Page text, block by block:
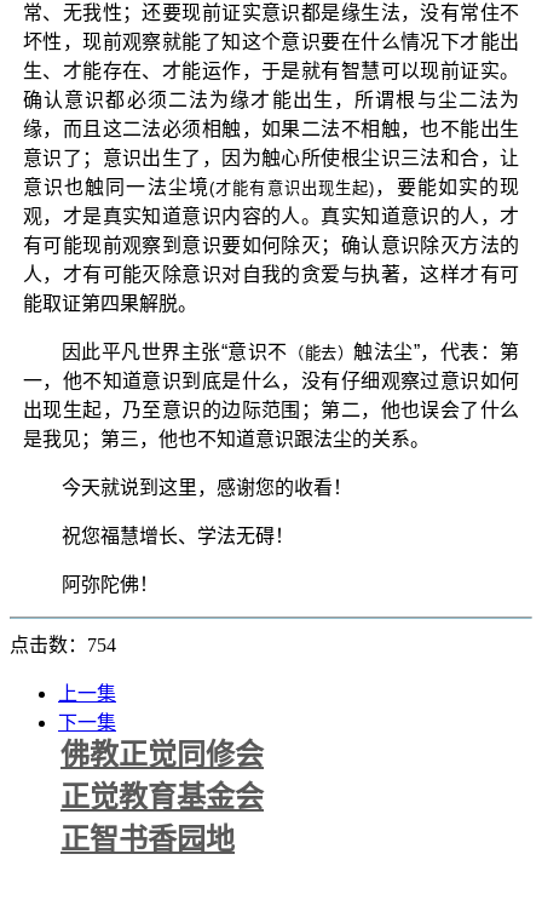
常、无我性；还要现前证实意识都是缘生法，没有常住不
坏性，现前观察就能了知这个意识要在什么情况下才能出
生、才能存在、才能运作，于是就有智慧可以现前证实。
确认意识都必须二法为缘才能出生，所谓根与尘二法为
缘，而且这二法必须相触，如果二法不相触，也不能出生
意识了；意识出生了，因为触心所使根尘识三法和合，让
意识也触同一法尘境(才能有意识出现生起) ，要能如实的现
观，才是真实知道意识内容的人。真实知道意识的人，才
有可能现前观察到意识要如何除灭；确认意识除灭方法的
人，才有可能灭除意识对自我的贪爱与执著，这样才有可
能取证第四果解脱。
因此平凡世界主张“意识不 （能去）触法尘”，代表：第
一，他不知道意识到底是什么，没有仔细观察过意识如何
出现生起，乃至意识的边际范围；第二，他也误会了什么
是我见；第三，他也不知道意识跟法尘的关系。
今天就说到这里，感谢您的收看！
祝您福慧增长、学法无碍！
阿弥陀佛！
点击数：754
上一集
下一集
佛教正觉同修会
正觉教育基金会
正智书香园地